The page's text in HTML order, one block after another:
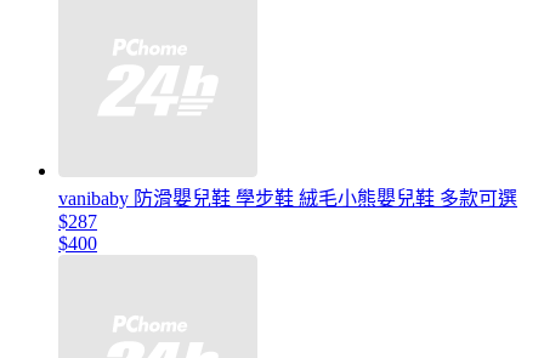
vanibaby 防滑嬰兒鞋 學步鞋 絨毛小熊嬰兒鞋 多款可選
$287
$400